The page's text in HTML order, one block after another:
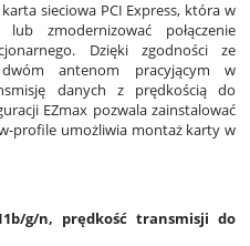
sieciowa PCI Express, która w
zmodernizować połączenie
Dzięki zgodności ze
antenom pracyjącym w
danych z prędkością do
EZmax pozwala zainstalować
profile umożliwia montaż karty w
g/n, prędkość transmisji do